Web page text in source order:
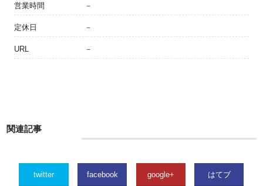
営業時間 －
定休日 －
URL －
関連記事
twitter facebook google+ はてブ